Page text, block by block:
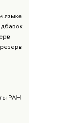
языке
РАН